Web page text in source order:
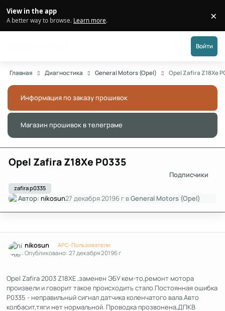
View in the app
A better way to browse. Learn more. ×
Войти
Главная Диагностика General Motors (Opel) Opel Zafira Z18Xe
Информация по заказу прошивок
Магазин прошивок в телеграме
Opel Zafira Z18Xe P0335
zafira p0335
Подписчики
Автор: nikosun27 декабря 20196 г вGeneral Motors (Opel)
nikosun APC-Пользователи
Опубликовано:27 декабря 20196 г
Opel Zafira 2003 Z18XE ,заменен ЭБУ кем-то,ремонт мотора
произвели и говорит такое происходить стало.Постоянная ошибка
Р0335 - неправильный сигнал датчика коленчатого вала.Авто
колбасит,тяги нет нормальной. Проводка прозвонена,ДПКВ